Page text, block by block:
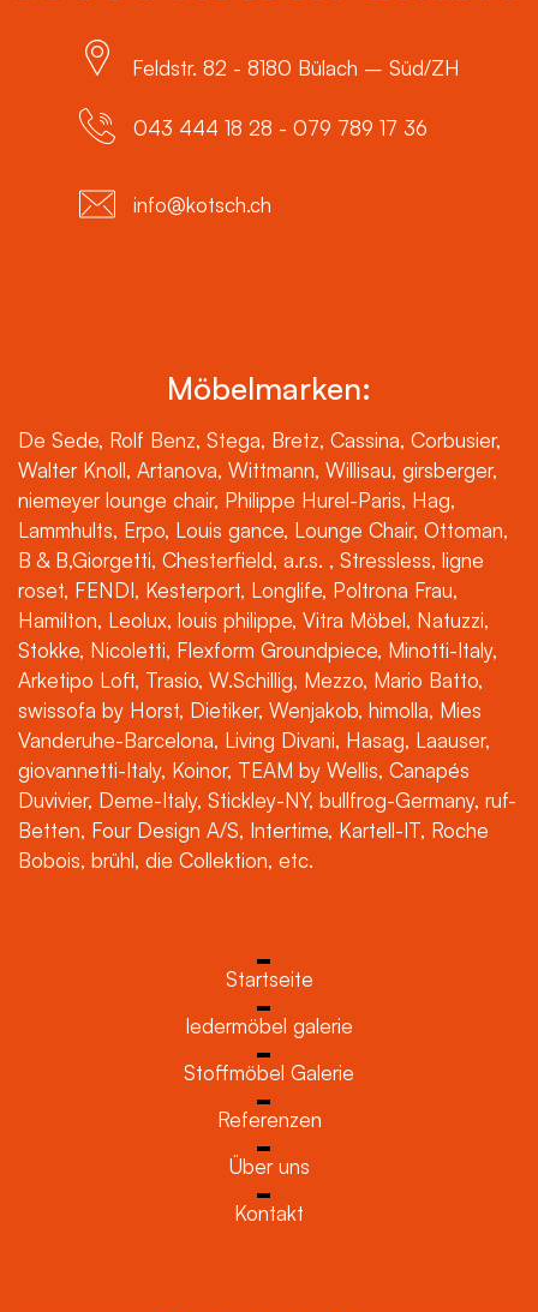
Feldstr. 82 - 8180 Bülach – Süd/ZH
043 444 18 28 - 079 789 17 36
info@kotsch.ch
Möbelmarken:
De Sede, Rolf Benz, Stega, Bretz, Cassina, Corbusier,
Walter Knoll, Artanova, Wittmann, Willisau, girsberger,
niemeyer lounge chair, Philippe Hurel-Paris, Hag,
Lammhults, Erpo, Louis gance, Lounge Chair, Ottoman,
B & B,Giorgetti, Chesterfield, a.r.s. , Stressless, ligne
roset, FENDI, Kesterport, Longlife, Poltrona Frau,
Hamilton, Leolux, louis philippe, Vitra Möbel, Natuzzi,
Stokke, Nicoletti, Flexform Groundpiece, Minotti-Italy,
Arketipo Loft, Trasio, W.Schillig, Mezzo, Mario Batto,
swissofa by Horst, Dietiker, Wenjakob, himolla, Mies
Vanderuhe-Barcelona, Living Divani, Hasag, Laauser,
giovannetti-Italy, Koinor, TEAM by Wellis, Canapés
Duvivier, Deme-Italy, Stickley-NY, bullfrog-Germany, ruf-
Betten, Four Design A/S, Intertime, Kartell-IT, Roche
Bobois, brühl, die Collektion, etc.
Startseite
ledermöbel galerie
Stoffmöbel Galerie
Referenzen
Über uns
Kontakt